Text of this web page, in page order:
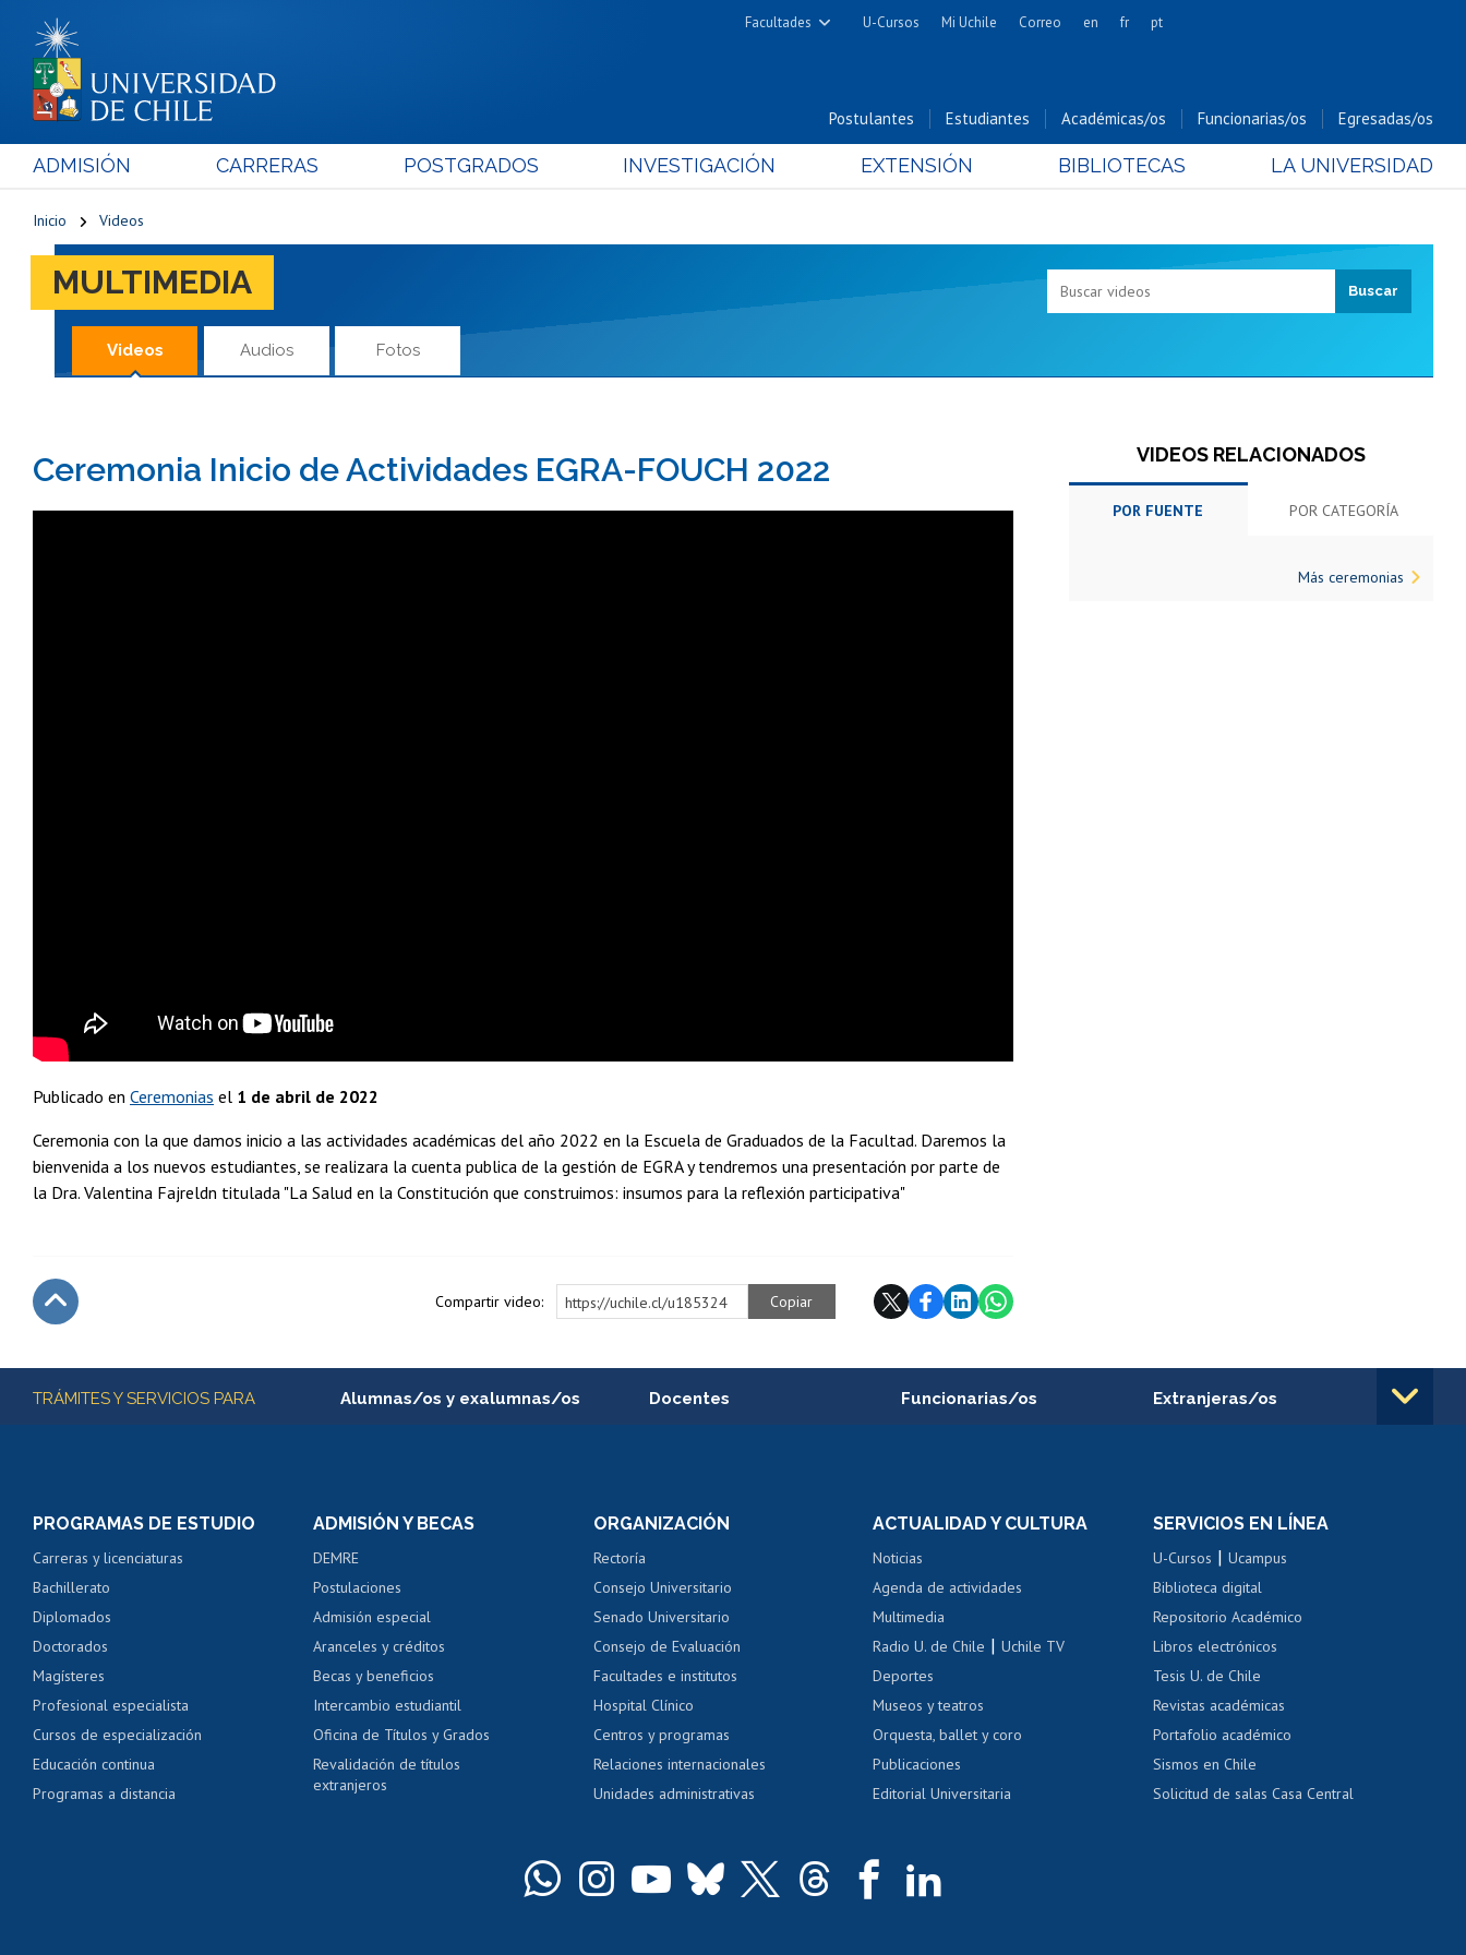
Facultades
Cs. Físicas y Matemáticas
Cs. Forestales y Conservación
Cs. Químicas y Farmacéuticas
Cs. Sociales
Gobierno
Nutrición y Tecnología de
Bachillerato
U-Cursos Mi Uchile Correo en fr pt
Postulantes Estudiantes Académicas/os Funcionarias/os Egresadas/os
ADMISIÓN CARRERAS POSTGRADOS INVESTIGACIÓN EXTENSIÓN BIBLIOTECAS LA UNIVERSIDAD
Inicio Videos
MULTIMEDIA
Videos Audios Fotos
Ceremonia Inicio de Actividades EGRA-FOUCH 2022
Publicado en Ceremonias el 1 de abril de 2022
Ceremonia con la que damos inicio a las actividades académicas del año 2022 en la Escuela de Graduados de la Facultad. Daremos la
bienvenida a los nuevos estudiantes, se realizara la cuenta publica de la gestión de EGRA y tendremos una presentación por parte de
la Dra. Valentina Fajreldn titulada "La Salud en la Constitución que construimos: insumos para la reflexión participativa"
Compartir video: https://uchile.cl/u185324 Copiar
VIDEOS RELACIONADOS
POR FUENTE POR CATEGORÍA
Más ceremonias
Más información
TRÁMITES Y SERVICIOS PARA Alumnas/os y exalumnas/os
Servicio médico y dental
Pago de arancel y crédito alumnos
Pago de arancel y crédito exalumnos
Certificado de títulos y grados
Docentes
Perfeccionamiento
Evaluación docente
Calificación académica
Postulación al AUCAI
Funcionarias/os
Portal de movilidad interna
Certificado de renta
Certificado de renta
Extranjeras/os
Cursos de español
Mi Uchile Ayuda tecnológica Tarjeta TUI Acoso laboral, sexual y violencia Denuncias administrativas
PROGRAMAS DE ESTUDIO
Carreras y licenciaturas
Bachillerato
Diplomados
Doctorados
Magísteres
Profesional especialista
Cursos de especialización
Educación continua
Programas a distancia
ADMISIÓN Y BECAS
DEMRE
Postulaciones
Admisión especial
Aranceles y créditos
Becas y beneficios
Intercambio estudiantil
Oficina de Títulos y Grados
Revalidación de títulos
extranjeros
ORGANIZACIÓN
Rectoría
Consejo Universitario
Senado Universitario
Consejo de Evaluación
Facultades e institutos
Hospital Clínico
Centros y programas
Relaciones internacionales
Unidades administrativas
ACTUALIDAD Y CULTURA
Noticias
Agenda de actividades
Multimedia
Radio U. de Chile |Uchile TV
Deportes
Museos y teatros
Orquesta, ballet y coro
Publicaciones
Editorial Universitaria
SERVICIOS EN LÍNEA
U-Cursos |Ucampus
Biblioteca digital
Repositorio Académico
Libros electrónicos
Tesis U. de Chile
Revistas académicas
Portafolio académico
Sismos en Chile
Solicitud de salas Casa Central